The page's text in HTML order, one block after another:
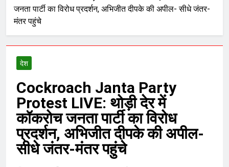
जनता पार्टी का विरोध प्रदर्शन, अभिजीत दीपके की अपील- सीधे जंतर-
मंतर पहुंचे
देश
Cockroach Janta Party
Protest LIVE: थोड़ी देर में
कॉकरोच जनता पार्टी का विरोध
प्रदर्शन, अभिजीत दीपके की अपील-
सीधे जंतर-मंतर पहुंचे